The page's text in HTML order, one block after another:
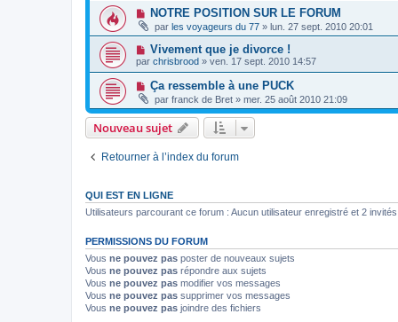
NOTRE POSITION SUR LE FORUM
par les voyageurs du 77 » lun. 27 sept. 2010 20:01
Vivement que je divorce !
par chrisbrood » ven. 17 sept. 2010 14:57
Ça ressemble à une PUCK
par franck de Bret » mer. 25 août 2010 21:09
Nouveau sujet
Retourner à l’index du forum
QUI EST EN LIGNE
Utilisateurs parcourant ce forum : Aucun utilisateur enregistré et 2 invités
PERMISSIONS DU FORUM
Vous ne pouvez pas poster de nouveaux sujets
Vous ne pouvez pas répondre aux sujets
Vous ne pouvez pas modifier vos messages
Vous ne pouvez pas supprimer vos messages
Vous ne pouvez pas joindre des fichiers